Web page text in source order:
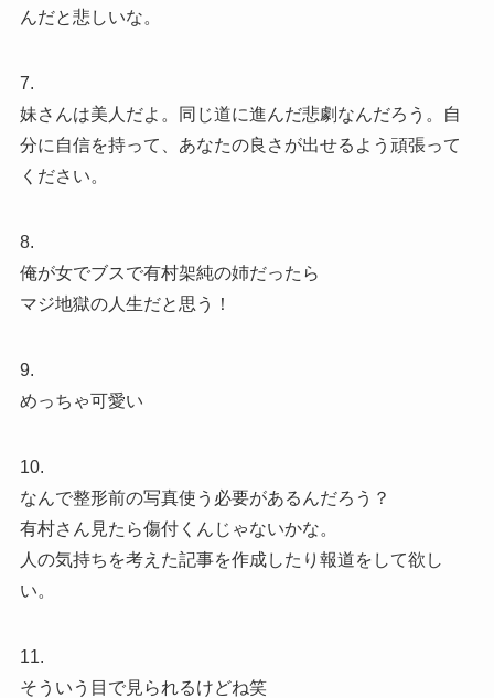
んだと悲しいな。
7.
妹さんは美人だよ。同じ道に進んだ悲劇なんだろう。自
分に自信を持って、あなたの良さが出せるよう頑張って
ください。
8.
俺が女でブスで有村架純の姉だったら
マジ地獄の人生だと思う！
9.
めっちゃ可愛い
10.
なんで整形前の写真使う必要があるんだろう？
有村さん見たら傷付くんじゃないかな。
人の気持ちを考えた記事を作成したり報道をして欲し
い。
11.
そういう目で見られるけどね笑